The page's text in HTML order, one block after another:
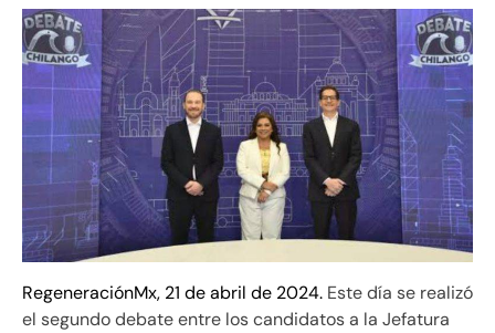
RegeneraciónMx, 21 de abril de 2024. Este día se realizó
el segundo debate entre los candidatos a la Jefatura